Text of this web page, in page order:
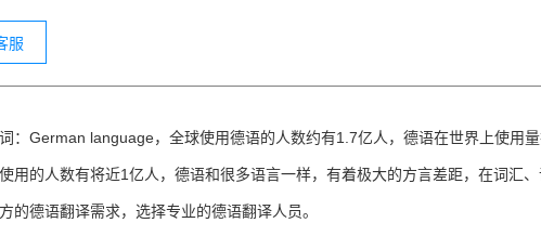
服
： German language，全球使用德语的人数约有1.7亿人，德语在世界上使用
用的人数有将近1亿人，德语和很多语言一样，有着极大的方言差距，在词汇
的德语翻译需求，选择专业的德语翻译人员。